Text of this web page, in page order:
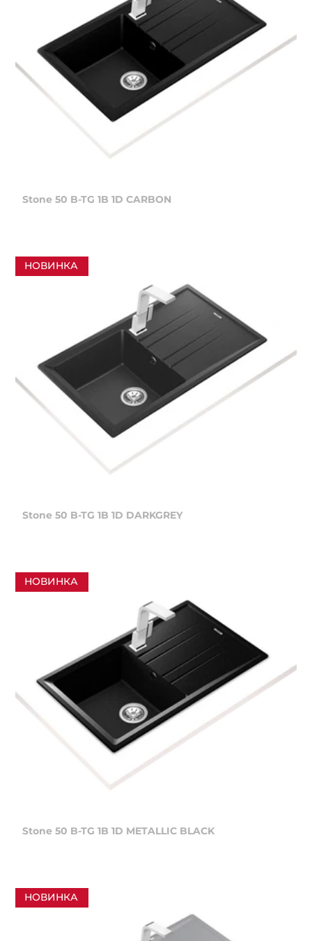
Stone 50 B-TG 1B 1D CARBON
НОВИНКА
Stone 50 B-TG 1B 1D DARKGREY
НОВИНКА
Stone 50 B-TG 1B 1D METALLIC BLACK
НОВИНКА